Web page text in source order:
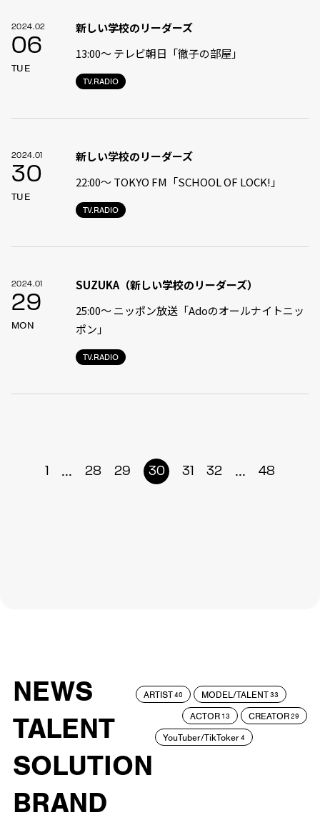
2024.02
06
TUE
TV.RADIO
新しい学校のリーダーズ
13:00〜 テレビ朝日「徹子の部屋」
2024.01
30
TUE
TV.RADIO
新しい学校のリーダーズ
22:00〜 TOKYO FM「SCHOOL OF LOCK!」
2024.01
29
MON
TV.RADIO
SUZUKA（新しい学校のリーダーズ）
25:00〜 ニッポン放送「Adoのオールナイトニッ
ポン」
1 ... 28 29 30 31 32 ... 48
NEWS
TALENT
SOLUTION
BRAND
ARTIST40 MODEL/TALENT33
ACTOR 13 CREATOR29
YouTuber/TikToker4